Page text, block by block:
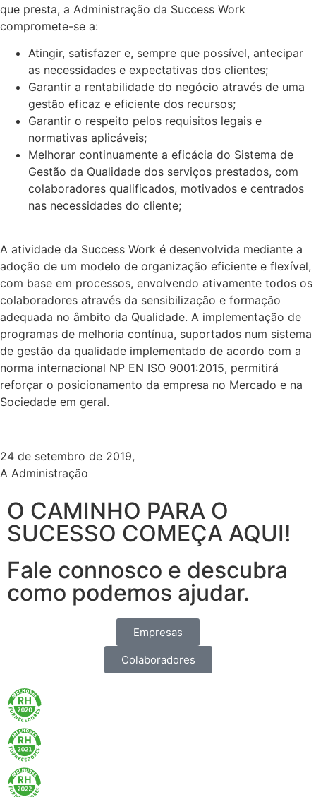
que presta, a Administração da Success Work
compromete-se a:
Atingir, satisfazer e, sempre que possível, antecipar
as necessidades e expectativas dos clientes;
Garantir a rentabilidade do negócio através de uma
gestão eficaz e eficiente dos recursos;
Garantir o respeito pelos requisitos legais e
normativas aplicáveis;
Melhorar continuamente a eficácia do Sistema de
Gestão da Qualidade dos serviços prestados, com
colaboradores qualificados, motivados e centrados
nas necessidades do cliente;
A atividade da Success Work é desenvolvida mediante a
adoção de um modelo de organização eficiente e flexível,
com base em processos, envolvendo ativamente todos os
colaboradores através da sensibilização e formação
adequada no âmbito da Qualidade. A implementação de
programas de melhoria contínua, suportados num sistema
de gestão da qualidade implementado de acordo com a
norma internacional NP EN ISO 9001:2015, permitirá
reforçar o posicionamento da empresa no Mercado e na
Sociedade em geral.
24 de setembro de 2019,
A Administração
O CAMINHO PARA O
SUCESSO COMEÇA AQUI!
Fale connosco e descubra
como podemos ajudar.
Empresas
Colaboradores